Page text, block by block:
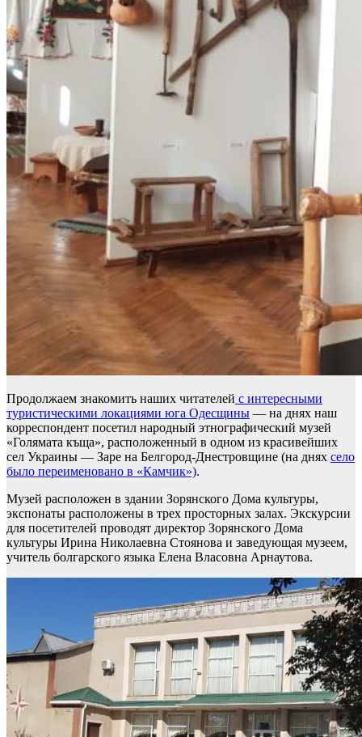
Продолжаем знакомить наших читателей с интересными
туристическими локациями юга Одесщины — на днях наш
корреспондент посетил народный этнографический музей
«Голямата къща», расположенный в одном из красивейших
сел Украины — Заре на Белгород-Днестровщине (на днях село
было переименовано в «Камчик»).
Музей расположен в здании Зорянского Дома культуры,
экспонаты расположены в трех просторных залах. Экскурсии
для посетителей проводят директор Зорянского Дома
культуры Ирина Николаевна Стоянова и заведующая музеем,
учитель болгарского языка Елена Власовна Арнаутова.